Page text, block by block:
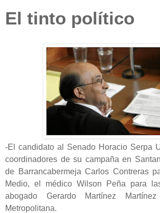
El tinto político
-El candidato al Senado Horacio Serpa
coordinadores de su campaña en
de Barrancabermeja Carlos Contreras
Medio, el médico Wilson Peña para
abogado Gerardo Martínez
Metropolitana.